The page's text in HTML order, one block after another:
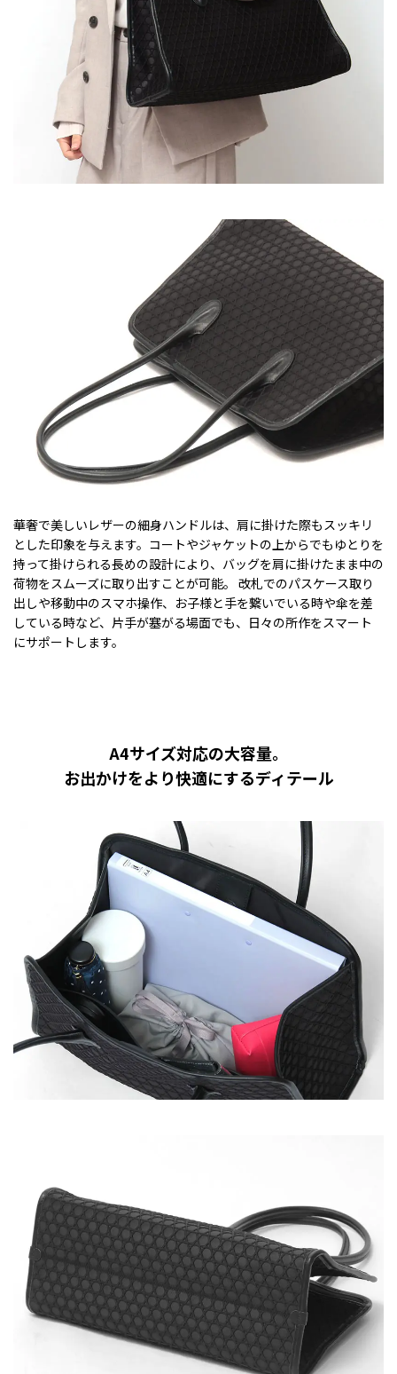
華奢で美しいレザーの細身ハンドルは、肩に掛けた際もスッキリ
とした印象を与えます。コートやジャケットの上からでもゆとりを
持って掛けられる長めの設計により、バッグを肩に掛けたまま中の
荷物をスムーズに取り出すことが可能。 改札でのパスケース取り
出しや移動中のスマホ操作、お子様と手を繋いでいる時や傘を差
している時など、片手が塞がる場面でも、日々の所作をスマート
にサポートします。
A4サイズ対応の大容量。
お出かけをより快適にするディテール